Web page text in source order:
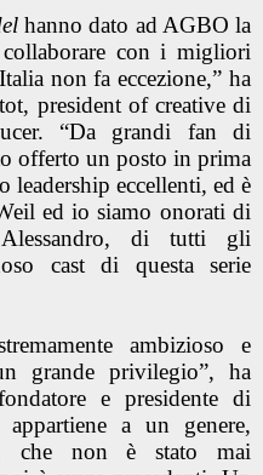
hanno dato ad AGBO la
con i migliori
non fa eccezione,” ha
president of creative di
“Da grandi fan di
offerto un posto in prima
eccellenti, ed è
ed io siamo onorati di
di tutti gli
cast di questa serie
ambizioso e
grande privilegio”, ha
e presidente di
a un genere,
che non è stato mai